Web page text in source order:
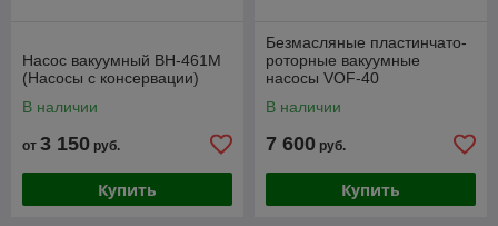
Насос вакуумный ВН-461М
(Насосы с консервации)
В наличии
от 3 150 руб.
Купить
Безмасляные пластинчато-
роторные вакуумные
насосы VOF-40
В наличии
7 600 руб.
Купить